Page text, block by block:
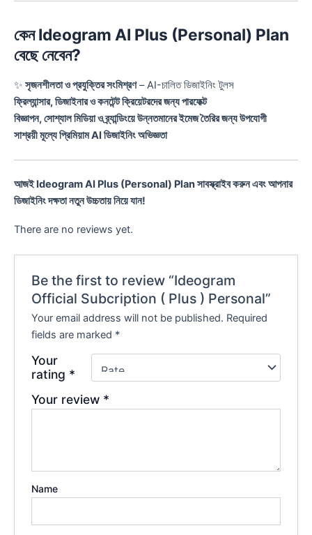
কেন Ideogram AI Plus (Personal) Plan
বেছে নেবেন?
✨ সৃজনশীলতা ও প্রযুক্তির সংমিশ্রণ– AI-চালিত ডিজাইনিং টুলস
ফ্রিল্যান্সার, ডিজাইনার ও কনটেন্ট ক্রিয়েটরদের জন্য পারফেক্ট
বিজ্ঞাপন, সোশ্যাল মিডিয়া ও ব্র্যান্ডিংয়ে উন্নতমানের ইমেজ তৈরির জন্য উপযোগী
সাশ্রয়ী মূল্যে প্রিমিয়াম AI ডিজাইনিং অভিজ্ঞতা
আজই Ideogram AI Plus (Personal) Plan সাবস্ক্রাইব করুন এবং আপনার
ডিজাইনিং দক্ষতা নতুন উচ্চতায় নিয়ে যান!
There are no reviews yet.
Be the first to review “Ideogram
Official Subcription ( Plus ) Personal”
Your email address will not be published. Required
fields are marked *
Your
rating *
Your review *
Name